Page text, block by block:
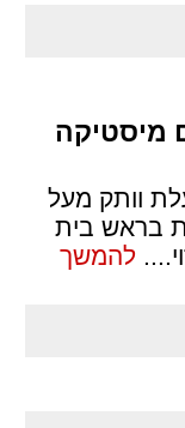
מיסטיקה
וותק מעל
בראש בית
... להמשך